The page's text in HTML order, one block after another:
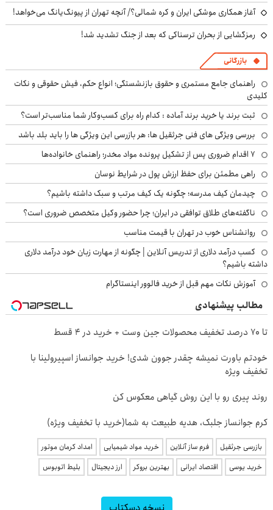
آغاز همکاری موشکی ایران و کره شمالی؟/ آنچه تهران از پیونگ‌یانگ می‌خواهد!
رمزگشایی از بحران ترسناکی که بعد از جنگ تشدید شد!
بازرگانی
راهنمای جامع مستمری و حقوق بازنشستگی؛ انواع حکم، فیش حقوقی و نکات
کلیدی
ثبت برند یا خرید برند آماده : کدام راه برای کسب‌وکار شما مناسب‌تر است؟
بررسی ویژگی های فنی جرثقیل ها: هر بازرسی این ویژگی ها را باید بلد باشد
۷ اقدام ضروری پس از تشکیل پرونده مواد مخدر؛ راهنمای خانواده‌ها
راهی مطمئن برای حفظ ارزش پول در شرایط نوسان
چیدمان کیف مدرسه؛ چگونه یک کیف مرتب و سبک داشته باشیم؟
ناگفته‌های طلاق توافقی در ایران؛ چرا حضور وکیل متخصص ضروری است؟
روانشناس خوب در تهران با قیمت مناسب
کسب درآمد دلاری از تدریس آنلاین | چگونه از مهارت زبان خود درآمد دلاری
داشته باشیم؟
آموزش نکات مهم قبل از خرید فالوور اینستاگرام
مطالب پیشنهادی
تا 70 درصد تخفیف محصولات جین وست + خرید در 4 قسط
خودتم باورت نمیشه چقدر جوون شدی! خرید جوانساز اسپیرولینا با
تخفیف ویژه
روند پیری رو با این روش گیاهی معکوس کن
کرم جوانساز جلبک، هدیه طبیعت به شما(خرید با تخفیف ویژه)
بازرسی جرثقیل فرم ساز آنلاین خرید مواد شیمیایی
امداد کرمان موتور
خرید یوسی
اقتصاد ایرانی بهترین بروکر ارز دیجیتال بلیط اتوبوس